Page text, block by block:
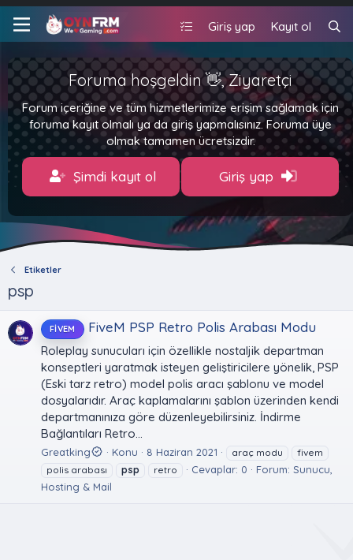
Giriş yap Kayıt ol
Foruma hoşgeldin 👋, Ziyaretçi
Forum içeriğine ve tüm hizmetlerimize erişim sağlamak için
foruma kayıt olmalı ya da giriş yapmalısınız. Foruma üye
olmak tamamen ücretsizdir.
Şimdi kayıt ol Giriş yap
Etiketler
psp
FIVEM FiveM PSP Retro Polis Arabası Modu
Roleplay sunucuları için özellikle nostaljik departman
konseptleri yaratmak isteyen geliştiricilere yönelik, PSP
(Eski tarz retro) model polis aracı şablonu ve model
dosyalarıdır. Araç kaplamalarını şablon üzerinden kendi
departmanınıza göre düzenleyebilirsiniz. İndirme
Bağlantıları Retro...
Greatking Konu 8 Haziran 2021 araç modu
fivem
polis arabası
psp retro Cevaplar: 0 Forum: Sunucu,
Hosting & Mail